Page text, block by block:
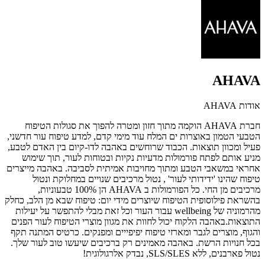
AHAVA
אודות AHAVA
חברת AHAVA הוקמה מתוך חזון ומטרה להפוך את סגולות הטיפוח
הטבעי הטמון באוצרות ים המלח עוד מימי קדם, למדע טיפוח עור חדשני,
פעיל ומכוון תוצאות. הכבוד שרוחשים באהבה לדו-קיום בין האדם לטבע,
מניע אותם לפתח פורמולות מדעיות נקיות ובטוחות לעור, תוך שימוש
אחראי במשאבי הטבע ומתוך מחויבות אמיתית לסביבה. באהבה מייצרים
טיפוח שהינו 'ידידותי לעור' , נטול מרכיבים שנויים במחלוקת ונטול
מרכיבים מן החי. כל הפורמולות ב AHAVA הן 100% טבעוניות,
בהשראת פילוסופית הטיפוח שיוצרים מידי יום: טיפוח שבא מן הלב, כחלק
מהרמוניה של wellbeing עבור העור וכל זאת מבלי להתפשר על יעילות
התוצאות.באהבה הלקוח יכול לחוות את מגוון מוצרי הטיפוח לעור הפנים
והגוף, מוצרים לגבר ומארזי טיפוח יפיפייים ומפנקים. כרטיס המתנה תקף
בכל חנויות הרשת. באהבה מאמינים רק ברכיבים שיעשו טוב לעור שלך.
נטול פארבנים, ללא SLS/SLES, נבדק אלרגולוגית!